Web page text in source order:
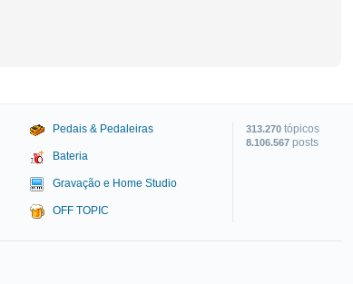
Pedais & Pedaleiras
Bateria
Gravação e Home Studio
OFF TOPIC
313.270 tópicos
8.106.567 posts